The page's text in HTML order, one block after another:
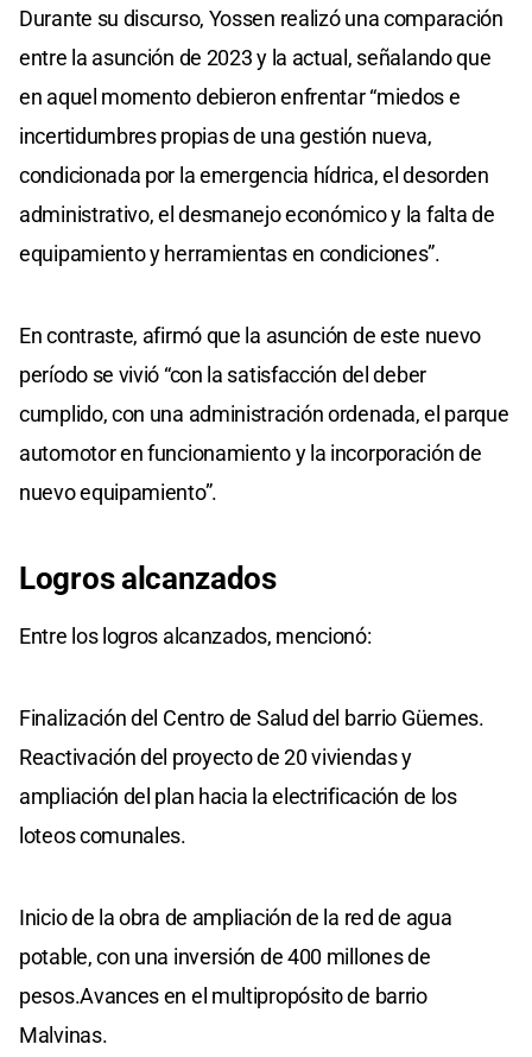
Durante su discurso, Yossen realizó una comparación
entre la asunción de 2023 y la actual, señalando que
en aquel momento debieron enfrentar “miedos e
incertidumbres propias de una gestión nueva,
condicionada por la emergencia hídrica, el desorden
administrativo, el desmanejo económico y la falta de
equipamiento y herramientas en condiciones”.
En contraste, afirmó que la asunción de este nuevo
período se vivió “con la satisfacción del deber
cumplido, con una administración ordenada, el parque
automotor en funcionamiento y la incorporación de
nuevo equipamiento”.
Logros alcanzados
Entre los logros alcanzados, mencionó:
Finalización del Centro de Salud del barrio Güemes.
Reactivación del proyecto de 20 viviendas y
ampliación del plan hacia la electrificación de los
loteos comunales.
Inicio de la obra de ampliación de la red de agua
potable, con una inversión de 400 millones de
pesos.Avances en el multipropósito de barrio
Malvinas.